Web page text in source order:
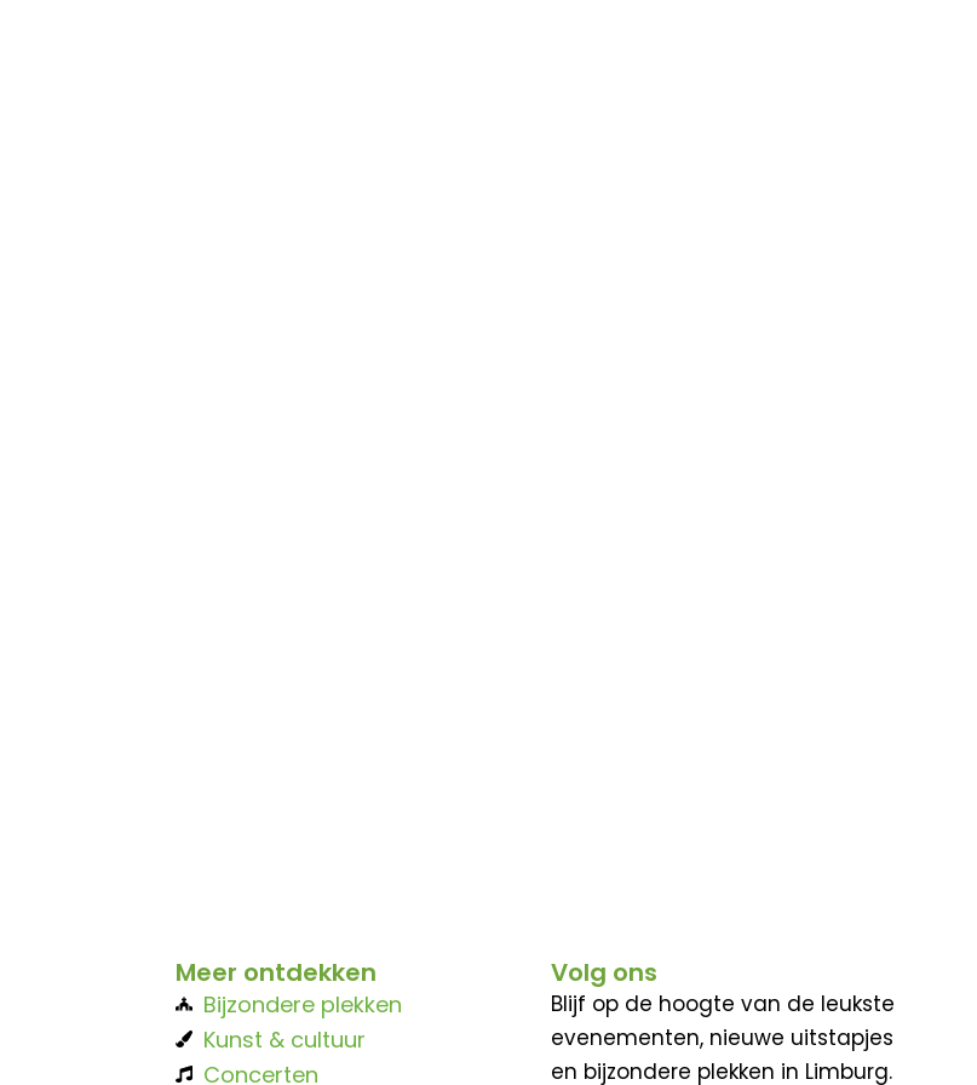
Meer ontdekken
Bijzondere plekken
Kunst & cultuur
Concerten
Volg ons
Blijf op de hoogte van de leukste
evenementen, nieuwe uitstapjes
en bijzondere plekken in Limburg.